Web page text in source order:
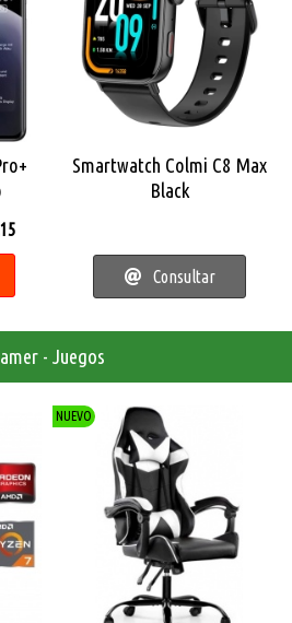
Smartwatch Colmi C8 Max
Black
Consultar
- Juegos
NUEVO